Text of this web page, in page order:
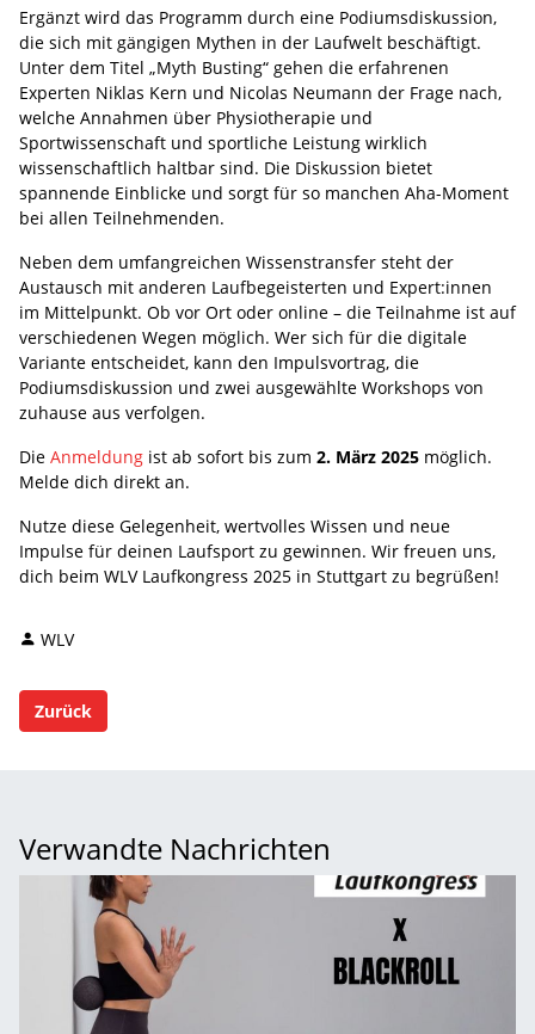
Ergänzt wird das Programm durch eine Podiumsdiskussion,
die sich mit gängigen Mythen in der Laufwelt beschäftigt.
Unter dem Titel „Myth Busting“ gehen die erfahrenen
Experten Niklas Kern und Nicolas Neumann der Frage nach,
welche Annahmen über Physiotherapie und
Sportwissenschaft und sportliche Leistung wirklich
wissenschaftlich haltbar sind. Die Diskussion bietet
spannende Einblicke und sorgt für so manchen Aha-Moment
bei allen Teilnehmenden.
Neben dem umfangreichen Wissenstransfer steht der
Austausch mit anderen Laufbegeisterten und Expert:innen
im Mittelpunkt. Ob vor Ort oder online – die Teilnahme ist auf
verschiedenen Wegen möglich. Wer sich für die digitale
Variante entscheidet, kann den Impulsvortrag, die
Podiumsdiskussion und zwei ausgewählte Workshops von
zuhause aus verfolgen.
Die Anmeldung ist ab sofort bis zum 2. März 2025 möglich.
Melde dich direkt an.
Nutze diese Gelegenheit, wertvolles Wissen und neue
Impulse für deinen Laufsport zu gewinnen. Wir freuen uns,
dich beim WLV Laufkongress 2025 in Stuttgart zu begrüßen!
WLV
Zurück
Verwandte Nachrichten